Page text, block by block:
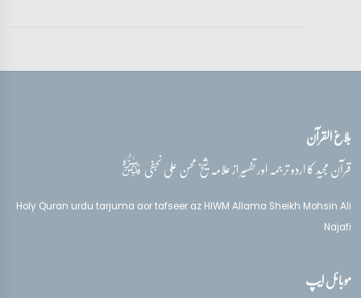
بلاغ القرآن
قرآن مجید کا اردو ترجمہ اور تفسیر از علامہ شیخ محسن علی نجفیقدس‌سره
Holy Quran urdu tarjuma aor tafseer az HIWM Allama Sheikh Mohsin Ali
Najafi
موبائل ایپ